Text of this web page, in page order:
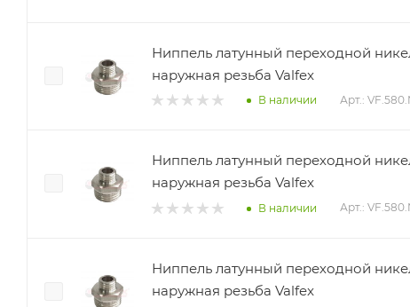
Ниппель латунный переходной
наружная резьба Valfex
В наличии Арт.:
Ниппель латунный переходной
наружная резьба Valfex
В наличии Арт.:
Ниппель латунный переходной
наружная резьба Valfex